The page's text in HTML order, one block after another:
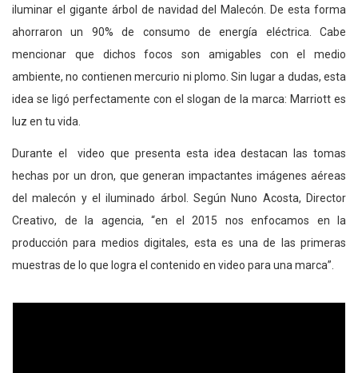
iluminar el gigante árbol de navidad del Malecón. De esta forma
ahorraron un 90% de consumo de energía eléctrica. Cabe
mencionar que dichos focos son amigables con el medio
ambiente, no contienen mercurio ni plomo. Sin lugar a dudas, esta
idea se ligó perfectamente con el slogan de la marca: Marriott es
luz en tu vida.
Durante el video que presenta esta idea destacan las tomas
hechas por un dron, que generan impactantes imágenes aéreas
del malecón y el iluminado árbol. Según Nuno Acosta, Director
Creativo, de la agencia, “en el 2015 nos enfocamos en la
producción para medios digitales, esta es una de las primeras
muestras de lo que logra el contenido en video para una marca”.